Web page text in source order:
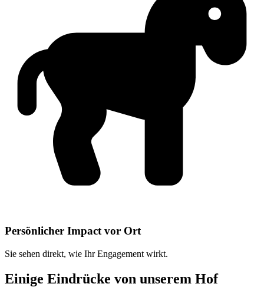
Persönlicher Impact vor Ort
Sie sehen direkt, wie Ihr Engagement wirkt.
Einige Eindrücke von unserem Hof